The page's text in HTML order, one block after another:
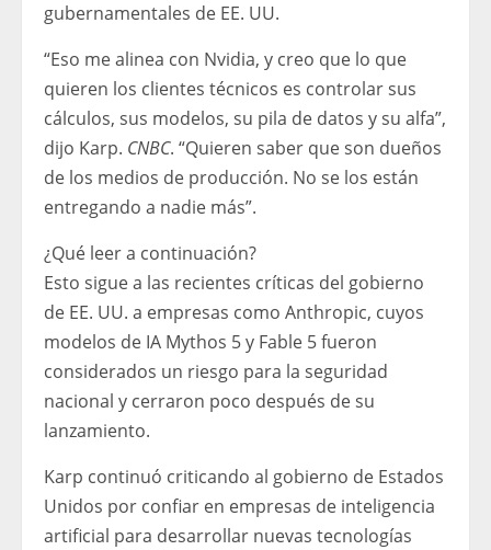
gubernamentales de EE. UU.
“Eso me alinea con Nvidia, y creo que lo que
quieren los clientes técnicos es controlar sus
cálculos, sus modelos, su pila de datos y su alfa”,
dijo Karp. CNBC. “Quieren saber que son dueños
de los medios de producción. No se los están
entregando a nadie más”.
¿Qué leer a continuación?
Esto sigue a las recientes críticas del gobierno
de EE. UU. a empresas como Anthropic, cuyos
modelos de IA Mythos 5 y Fable 5 fueron
considerados un riesgo para la seguridad
nacional y cerraron poco después de su
lanzamiento.
Karp continuó criticando al gobierno de Estados
Unidos por confiar en empresas de inteligencia
artificial para desarrollar nuevas tecnologías